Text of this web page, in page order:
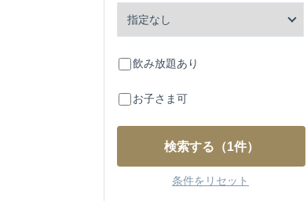
飲み放題あり
お子さま可
検索する （1件）
条件をリセット